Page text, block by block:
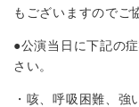
もございますのでご
●公演当⽇に下記の
さい。
・咳、呼吸困難、